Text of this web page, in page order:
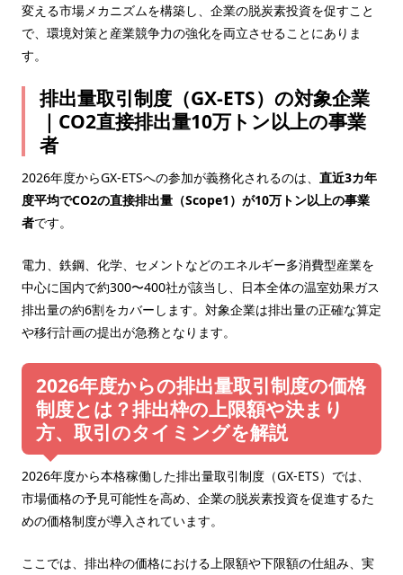
変える市場メカニズムを構築し、企業の脱炭素投資を促すこと
で、環境対策と産業競争力の強化を両立させることにありま
す。
排出量取引制度（GX-ETS）の対象企業
｜CO2直接排出量10万トン以上の事業
者
2026年度からGX-ETSへの参加が義務化されるのは、 直近3カ年
度平均でCO2の直接排出量（Scope1）が10万トン以上の事業
者です。
電力、鉄鋼、化学、セメントなどのエネルギー多消費型産業を
中心に国内で約300〜400社が該当し、日本全体の温室効果ガス
排出量の約6割をカバーします。対象企業は排出量の正確な算定
や移行計画の提出が急務となります。
2026年度からの排出量取引制度の価格
制度とは？排出枠の上限額や決まり
方、取引のタイミングを解説
2026年度から本格稼働した排出量取引制度（GX-ETS）では、
市場価格の予見可能性を高め、企業の脱炭素投資を促進するた
めの価格制度が導入されています。
ここでは、排出枠の価格における上限額や下限額の仕組み、実